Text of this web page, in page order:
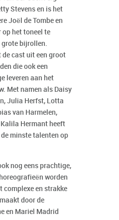
Stevens en is het
Joël de Tombe en
op het toneel te
grote bijrollen.
de cast uit een groot
die ook een
leveren aan het
Met namen als Daisy
Julia Herfst, Lotta
van Harmelen,
Kalila Hermant heeft
minste talenten op
nog eens prachtige,
worden
complexe en strakke
door de
en Mariel Madrid